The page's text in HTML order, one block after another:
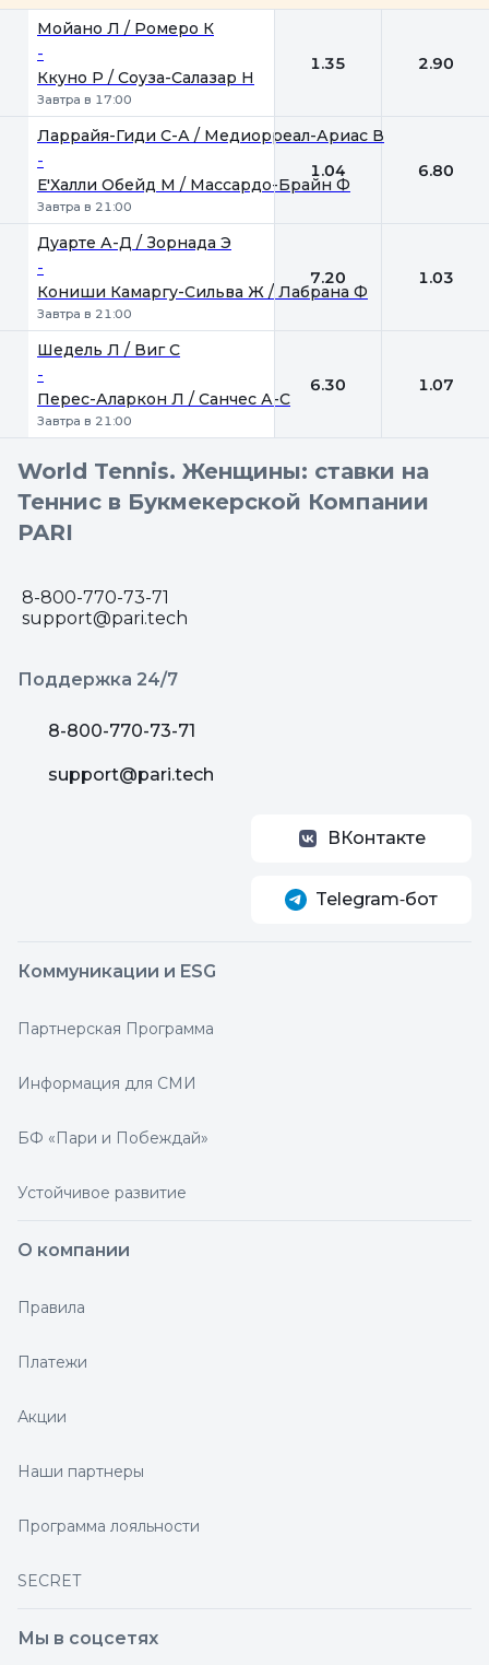
Мойано Л / Ромеро К
-
Ккуно Р / Соуза-Салазар Н
Завтра в 17:00
1.35 2.90
Ларрайя-Гиди С-А / Медиорреал-Ариас В
-
Е'Халли Обейд M / Массардо-Брайн Ф
Завтра в 21:00
1.04 6.80
Дуарте А-Д / Зорнада Э
-
Кониши Камаргу-Сильва Ж / Лабрана Ф
Завтра в 21:00
7.20 1.03
Шедель Л / Виг С
-
Перес-Аларкон Л / Санчес А-С
Завтра в 21:00
6.30 1.07
World Tennis. Женщины: ставки на
Теннис в Букмекерской Компании
PARI
8-800-770-73-71
support@pari.tech
Поддержка 24/7
8-800-770-73-71
support@pari.tech
ВКонтакте
Telegram‑бот
Коммуникации и ESG
Партнерская Программа
Информация для СМИ
БФ «Пари и Побеждай»
Устойчивое развитие
О компании
Правила
Платежи
Акции
Наши партнеры
Программа лояльности
SECRET
Мы в соцсетях